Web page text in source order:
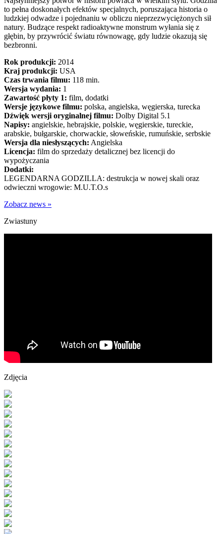
to pełna doskonałych efektów specjalnych, poruszająca historia o
ludzkiej odwadze i pojednaniu w obliczu nieprzezwyciężonych sił
natury. Budzące respekt radioaktywne monstrum wyłania się z
głębin, by przywrócić światu równowagę, gdy ludzie okazują się
bezbronni.
Rok produkcji: 2014
Kraj produkcji: USA
Czas trwania filmu: 118 min.
Wersja wydania: 1
Zawartość płyty 1: film, dodatki
Wersje językowe filmu: polska, angielska, węgierska, turecka
Dźwięk wersji oryginalnej filmu: Dolby Digital 5.1
Napisy: angielskie, hebrajskie, polskie, węgierskie, tureckie,
arabskie, bułgarskie, chorwackie, słoweńskie, rumuńskie, serbskie
Wersja dla niesłyszących: Angielska
Licencja: film do sprzedaży detalicznej bez licencji do
wypożyczania
Dodatki:
LEGENDARNA GODZILLA: destrukcja w nowej skali oraz
odwieczni wrogowie: M.U.T.O.s
Zobacz news »
Zwiastuny
Zdjęcia